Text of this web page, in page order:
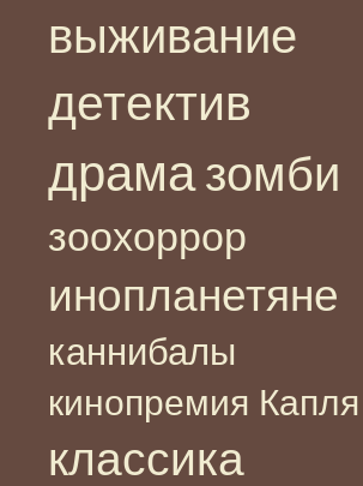
выживание
детектив
драма зомби
зоохоррор
инопланетяне
каннибалы
кинопремия Капля
классика